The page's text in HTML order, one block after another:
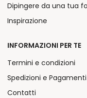
Dipingere da una tua
Inspirazione
INFORMAZIONI PER TE
Termini e condizioni
Spedizioni e Pagamenti
Contatti